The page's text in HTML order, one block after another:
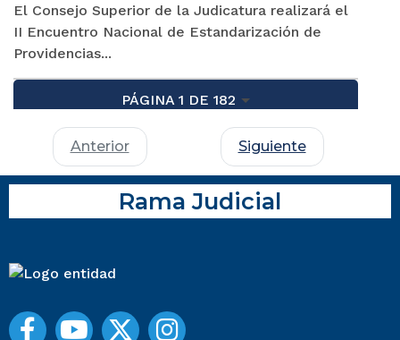
El Consejo Superior de la Judicatura realizará el
II Encuentro Nacional de Estandarización de
Providencias...
PÁGINA 1 DE 182
Anterior Siguiente
Rama Judicial